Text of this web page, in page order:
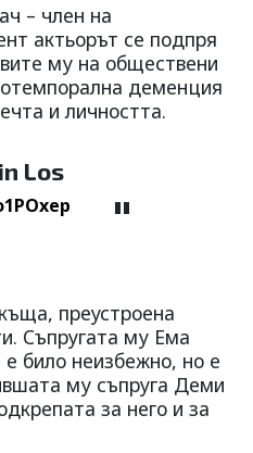
– член на
актьорът се подпря
му на обществени
деменция
и личността.
Los
преустроена
Съпругата му Ема
било неизбежно, но е
му съпруга Деми
за него и за